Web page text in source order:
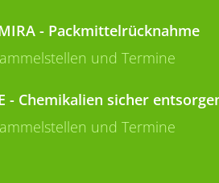
- Packmittelrücknahme
und Termine
- Chemikalien sicher
und Termine